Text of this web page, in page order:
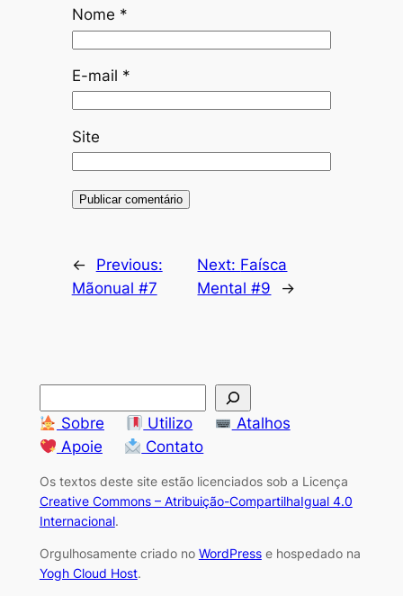
Nome *
E-mail *
Site
←
Previous:
Mãonual #7
Next: Faísca
Mental #9
→
e
a
c
h
Sobre Utilizo
Atalhos
Apoie
Contato
Os textos deste site estão licenciados sob a Licença
Creative Commons – Atribuição-CompartilhaIgual 4.0
Internacional.
Orgulhosamente criado no WordPresse hospedado na
Yogh Cloud Host.